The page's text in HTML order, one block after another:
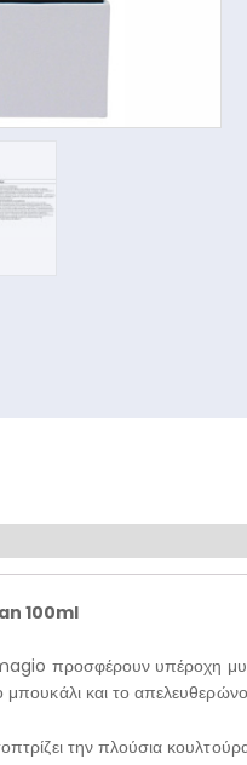
100ml
προσφέρουν υπέροχη
και το
την πλούσια